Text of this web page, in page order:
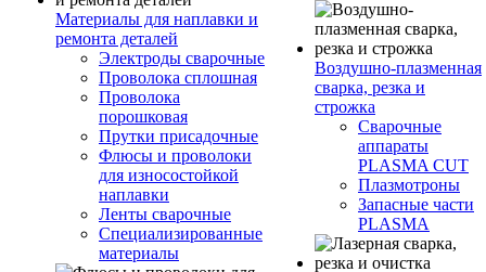
Материалы для наплавки и
ремонта деталей
Электроды сварочные
Проволока сплошная
Проволока
порошковая
Прутки присадочные
Флюсы и проволоки
для износостойкой
наплавки
Ленты сварочные
Специализированные
материалы
Воздушно-плазменная
сварка, резка и
строжка
Сварочные
аппараты
PLASMA CUT
Плазмотроны
Запасные части
PLASMA